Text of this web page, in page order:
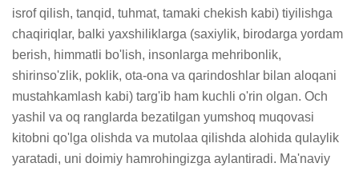
isrof qilish, tanqid, tuhmat, tamaki chekish kabi) tiyilishga
chaqiriqlar, balki yaxshiliklarga (saxiylik, birodarga yordam
berish, himmatli bo'lish, insonlarga mehribonlik,
shirinso'zlik, poklik, ota-ona va qarindoshlar bilan aloqani
mustahkamlash kabi) targ'ib ham kuchli o'rin olgan. Och
yashil va oq ranglarda bezatilgan yumshoq muqovasi
kitobni qo'lga olishda va mutolaa qilishda alohida qulaylik
yaratadi, uni doimiy hamrohingizga aylantiradi. Ma'naviy